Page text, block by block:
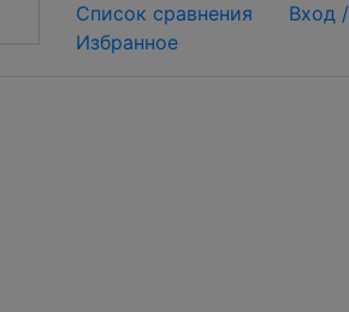
Список сравнения
Избранное
Вход /